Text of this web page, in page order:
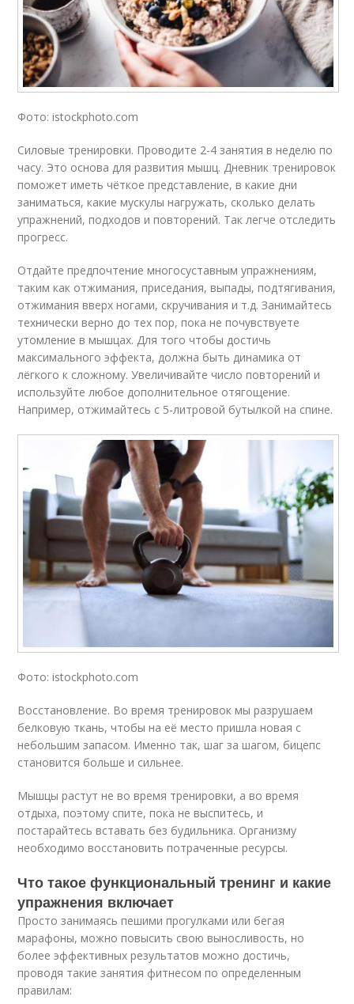
Фото: istockphoto.com
Силовые тренировки. Проводите 2-4 занятия в неделю по
часу. Это основа для развития мышц. Дневник тренировок
поможет иметь чёткое представление, в какие дни
заниматься, какие мускулы нагружать, сколько делать
упражнений, подходов и повторений. Так легче отследить
прогресс.
Отдайте предпочтение многосуставным упражнениям,
таким как отжимания, приседания, выпады, подтягивания,
отжимания вверх ногами, скручивания и т.д. Занимайтесь
технически верно до тех пор, пока не почувствуете
утомление в мышцах. Для того чтобы достичь
максимального эффекта, должна быть динамика от
лёгкого к сложному. Увеличивайте число повторений и
используйте любое дополнительное отягощение.
Например, отжимайтесь с 5-литровой бутылкой на спине.
Фото: istockphoto.com
Восстановление. Во время тренировок мы разрушаем
белковую ткань, чтобы на её место пришла новая с
небольшим запасом. Именно так, шаг за шагом, бицепс
становится больше и сильнее.
Мышцы растут не во время тренировки, а во время
отдыха, поэтому спите, пока не выспитесь, и
постарайтесь вставать без будильника. Организму
необходимо восстановить потраченные ресурсы.
Что такое функциональный тренинг и какие
упражнения включает
Просто занимаясь пешими прогулками или бегая
марафоны, можно повысить свою выносливость, но
более эффективных результатов можно достичь,
проводя такие занятия фитнесом по определенным
правилам: